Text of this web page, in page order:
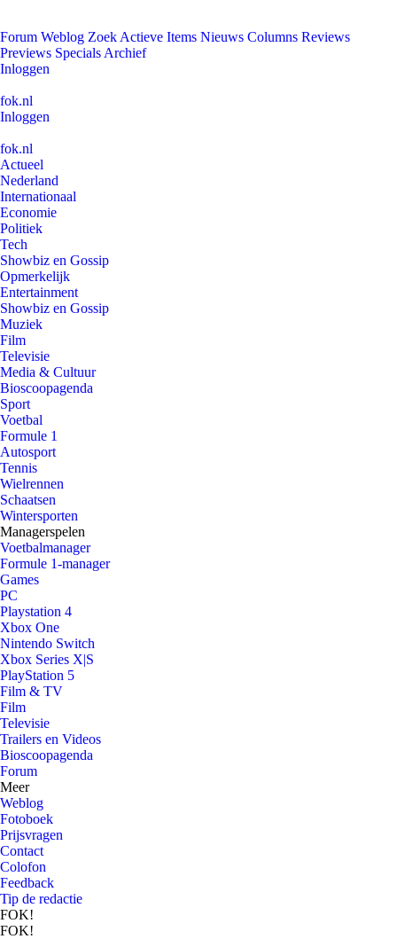
Forum Weblog Zoek Actieve Items Nieuws Columns Reviews
Previews Specials Archief
Inloggen
fok.nl
Inloggen
fok.nl
Actueel
Nederland
Internationaal
Economie
Politiek
Tech
Showbiz en Gossip
Opmerkelijk
Entertainment
Showbiz en Gossip
Muziek
Film
Televisie
Media & Cultuur
Bioscoopagenda
Sport
Voetbal
Formule 1
Autosport
Tennis
Wielrennen
Schaatsen
Wintersporten
Managerspelen
Voetbalmanager
Formule 1-manager
Games
PC
Playstation 4
Xbox One
Nintendo Switch
Xbox Series X|S
PlayStation 5
Film & TV
Film
Televisie
Trailers en Videos
Bioscoopagenda
Forum
Meer
Weblog
Fotoboek
Prijsvragen
Contact
Colofon
Feedback
Tip de redactie
FOK!
FOK!